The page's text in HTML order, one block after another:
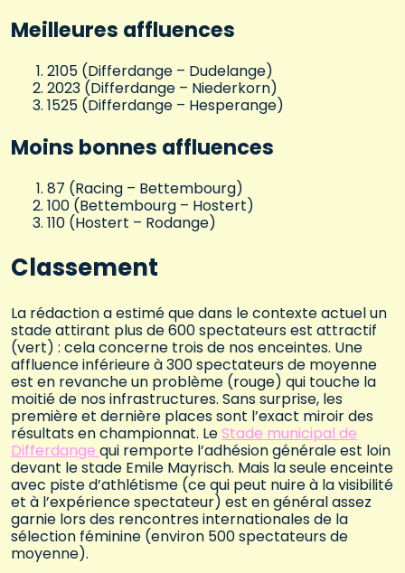
Meilleures affluences
2105 (Differdange – Dudelange)
2023 (Differdange – Niederkorn)
1525 (Differdange – Hesperange)
Moins bonnes affluences
87 (Racing – Bettembourg)
100 (Bettembourg – Hostert)
110 (Hostert – Rodange)
Classement
La rédaction a estimé que dans le contexte actuel un
stade attirant plus de 600 spectateurs est attractif
(vert) : cela concerne trois de nos enceintes. Une
affluence inférieure à 300 spectateurs de moyenne
est en revanche un problème (rouge) qui touche la
moitié de nos infrastructures. Sans surprise, les
première et dernière places sont l’exact miroir des
résultats en championnat. LeStade municipal de
Differdange qui remporte l’adhésion générale est loin
devant le stade Emile Mayrisch. Mais la seule enceinte
avec piste d’athlétisme (ce qui peut nuire à la visibilité
et à l’expérience spectateur) est en général assez
garnie lors des rencontres internationales de la
sélection féminine (environ 500 spectateurs de
moyenne).